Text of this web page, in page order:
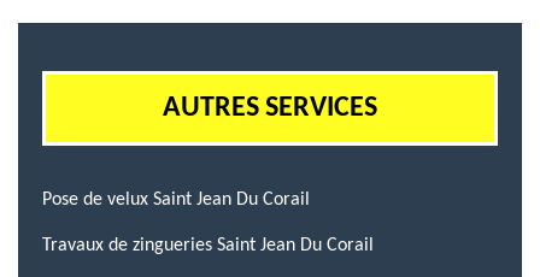
AUTRES SERVICES
Pose de velux Saint Jean Du Corail
Travaux de zingueries Saint Jean Du Corail